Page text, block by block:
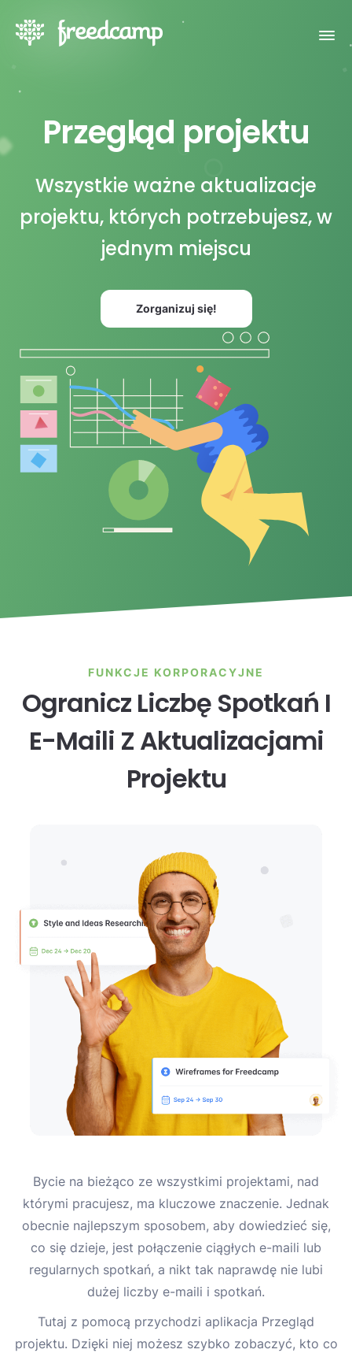
Przegląd projektu
Wszystkie ważne aktualizacje
projektu, których potrzebujesz, w
jednym miejscu
Zorganizuj się!
FUNKCJE KORPORACYJNE
Ogranicz Liczbę Spotkań I
E-Maili Z Aktualizacjami
Projektu
Bycie na bieżąco ze wszystkimi projektami, nad
którymi pracujesz, ma kluczowe znaczenie. Jednak
obecnie najlepszym sposobem, aby dowiedzieć się,
co się dzieje, jest połączenie ciągłych e-maili lub
regularnych spotkań, a nikt tak naprawdę nie lubi
dużej liczby e-maili i spotkań.
Tutaj z pomocą przychodzi aplikacja Przegląd
projektu. Dzięki niej możesz szybko zobaczyć, kto co